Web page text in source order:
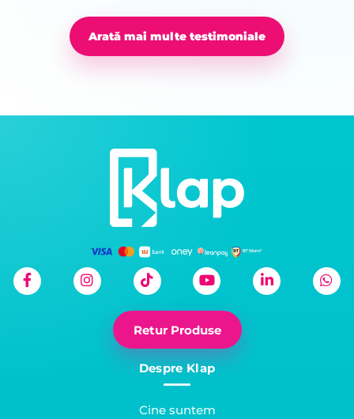
Arată mai multe testimoniale
Retur Produse
Despre Klap
Cine suntem